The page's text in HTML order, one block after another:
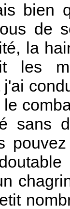
bien
de
la
les
sans